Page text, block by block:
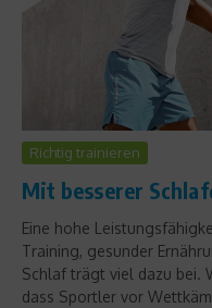
Richtig trainieren
Mit besserer
Eine hohe
Training, gesunder
Schlaf trägt viel dazu bei.
dass Sportler vor